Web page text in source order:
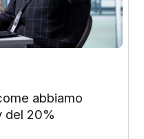
abbiamo
del 20%